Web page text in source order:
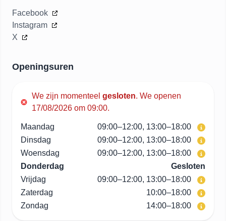
Facebook
Instagram
X
Openingsuren
We zijn momenteelgesloten.We openen
17/08/2026 om 09:00.
Maandag
09:00–12:00, 13:00–18:00
Dinsdag
09:00–12:00, 13:00–18:00
Woensdag
09:00–12:00, 13:00–18:00
Donderdag
Gesloten
Vrijdag
09:00–12:00, 13:00–18:00
Zaterdag
10:00–18:00
Zondag
14:00–18:00